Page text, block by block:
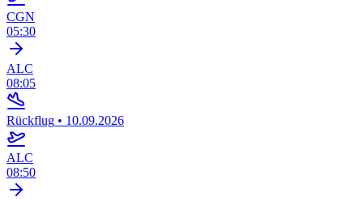
CGN
05:30
ALC
08:05
Rückflug • 10.09.2026
ALC
08:50